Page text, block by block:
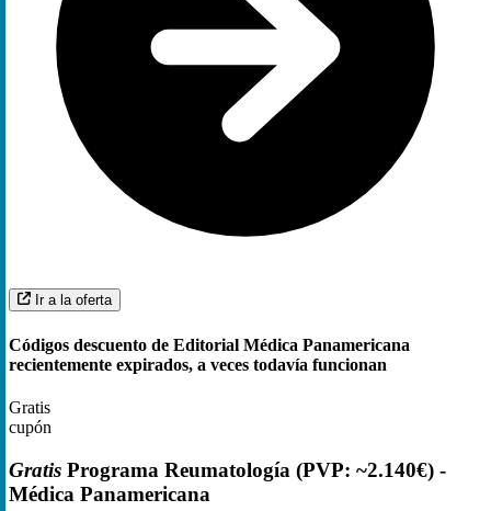
Ir a la oferta
Códigos descuento de Editorial Médica Panamericana
recientemente expirados, a veces todavía funcionan
Gratis
cupón
Gratis Programa Reumatología (PVP: ~2.140€) -
Médica Panamericana